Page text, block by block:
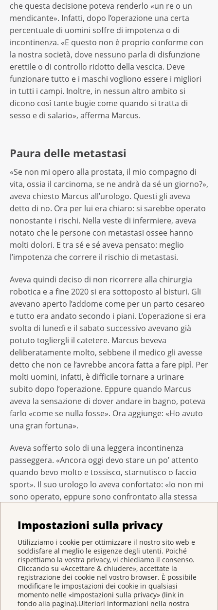
Impostazioni sulla privacy
Utilizziamo i cookie per ottimizzare il nostro sito web e
soddisfare al meglio le esigenze degli utenti. Poiché
rispettiamo la vostra privacy, vi chiediamo il consenso.
Cliccando su «Accettare & chiudere», accettate la
registrazione dei cookie nel vostro browser. È possibile
modificare le impostazioni dei cookie in qualsiasi
momento nelle «Impostazioni sulla privacy» (link in
fondo alla pagina).Ulteriori informazioni nella nostra
che questa decisione poteva renderlo «un re o un
mendicante». Infatti, dopo l’operazione una certa
percentuale di uomini soffre di impotenza o di
incontinenza. «E questo non è proprio conforme con
la nostra società, dove nessuno parla di disfunzione
erettile o di controllo ridotto della vescica. Deve
funzionare tutto e i maschi vogliono essere i migliori
in tutti i campi. Inoltre, in nessun altro ambito si
dicono così tante bugie come quando si tratta di
sesso e di salario», afferma Marcus.
Paura delle metastasi
«Se non mi opero alla prostata, il mio compagno di
vita, ossia il carcinoma, se ne andrà da sé un giorno?»,
aveva chiesto Marcus all’urologo. Questi gli aveva
detto di no. Ora per lui era chiaro: si sarebbe operato
nonostante i rischi. Nella veste di infermiere, aveva
notato che le persone con metastasi ossee hanno
molti dolori. E tra sé e sé aveva pensato: meglio
l’impotenza che correre il rischio di metastasi.
Aveva quindi deciso di non ricorrere alla chirurgia
robotica e a fine 2020 si era sottoposto al bisturi. Gli
avevano aperto l’addome come per un parto cesareo
e tutto era andato secondo i piani. L’operazione si era
svolta di lunedì e il sabato successivo avevano già
potuto togliergli il catetere. Marcus beveva
deliberatamente molto, sebbene il medico gli avesse
detto che non ce l’avrebbe ancora fatta a fare pipì. Per
molti uomini, infatti, è difficile tornare a urinare
subito dopo l’operazione. Eppure quando Marcus
aveva la sensazione di dover andare in bagno, poteva
farlo «come se nulla fosse». Ora aggiunge: «Ho avuto
una gran fortuna».
Aveva sofferto solo di una leggera incontinenza
passeggera. «Ancora oggi devo stare un po’ attento
quando bevo molto e tossisco, starnutisco o faccio
sport». Il suo urologo lo aveva confortato: «Io non mi
sono operato, eppure sono confrontato alla stessa
Marcus è sollevato dall’aver ritrovato il controllo della
vescica. Nella vita di tutti i giorni, l’incontinenza lo
avrebbe preoccupato più dell’impotenza.
Per molti non cambia niente